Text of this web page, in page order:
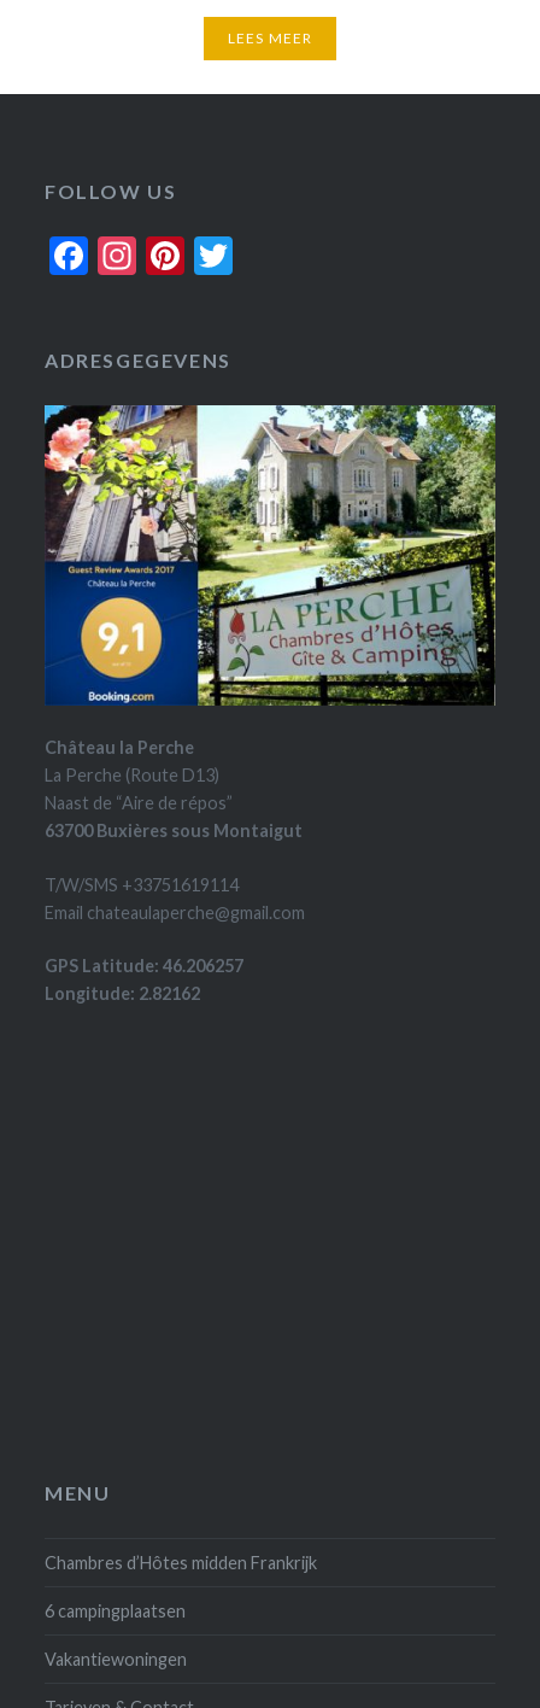
LEES MEER
FOLLOW US
Facebook
Instagram
Pinterest
ADRESGEGEVENS
Château la Perche
La Perche (Route D13)
Naast de “Aire de répos”
63700 Buxières sous Montaigut
T/W/SMS +33751619114
Email chateaulaperche@gmail.com
GPS Latitude: 46.206257
Longitude: 2.82162
MENU
Chambres d’Hôtes midden Frankrijk
6 campingplaatsen
Vakantiewoningen